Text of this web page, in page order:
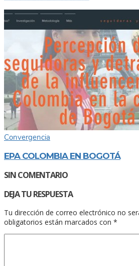
Convergencia
EPA COLOMBIA EN BOGOTÁ
SIN COMENTARIO
DEJA TU RESPUESTA
Tu dirección de correo electrónico no
obligatorios están marcados con *